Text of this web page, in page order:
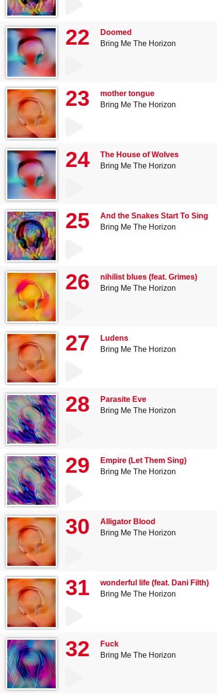
22
Doomed
Bring Me The Horizon
23
mother tongue
Bring Me The Horizon
24
The House of Wolves
Bring Me The Horizon
25
And the Snakes Start To Sing
Bring Me The Horizon
26
nihilist blues (feat. Grimes)
Bring Me The Horizon
27
Ludens
Bring Me The Horizon
28
Parasite Eve
Bring Me The Horizon
29
Empire (Let Them Sing)
Bring Me The Horizon
30
Alligator Blood
Bring Me The Horizon
31
wonderful life (feat. Dani Filth)
Bring Me The Horizon
32
Fuck
Bring Me The Horizon